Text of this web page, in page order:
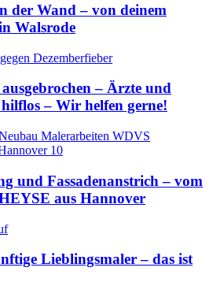
der Wand – von deinem
Walsrode
– Ärzte und
– Wir helfen gerne!
und Fassadenanstrich – vom
aus Hannover
Lieblingsmaler – das ist